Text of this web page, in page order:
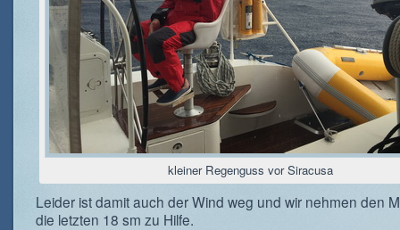
kleiner Regenguss vor Siracusa
Leider ist damit auch der Wind weg und wir nehmen den
die letzten 18 sm zu Hilfe.